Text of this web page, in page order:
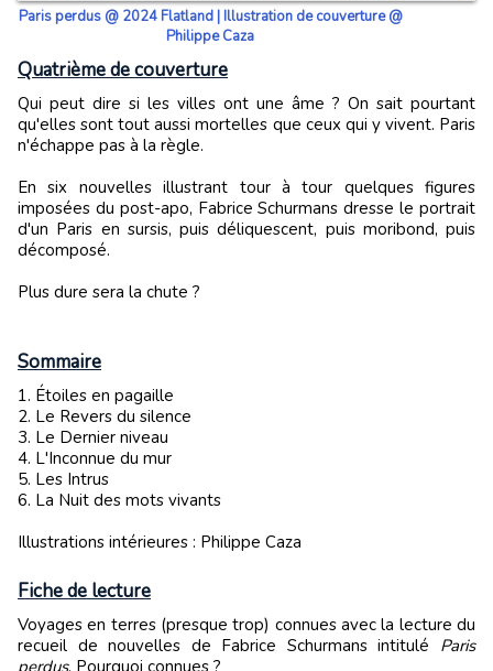
Paris perdus @ 2024 Flatland | Illustration de couverture @
Philippe Caza
Quatrième de couverture
Qui peut dire si les villes ont une âme ? On sait pourtant
qu'elles sont tout aussi mortelles que ceux qui y vivent. Paris
n'échappe pas à la règle.
En six nouvelles illustrant tour à tour quelques figures
imposées du post-apo, Fabrice Schurmans dresse le portrait
d'un Paris en sursis, puis déliquescent, puis moribond, puis
décomposé.
Plus dure sera la chute ?
Sommaire
1. Étoiles en pagaille
2. Le Revers du silence
3. Le Dernier niveau
4. L'Inconnue du mur
5. Les Intrus
6. La Nuit des mots vivants
Illustrations intérieures : Philippe Caza
Fiche de lecture
Voyages en terres (presque trop) connues avec la lecture du
recueil de nouvelles de Fabrice Schurmans intitulé Paris